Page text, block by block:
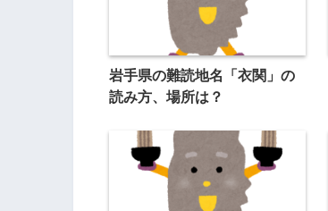
岩手県の難読地名「衣関」の
読み方、場所は？